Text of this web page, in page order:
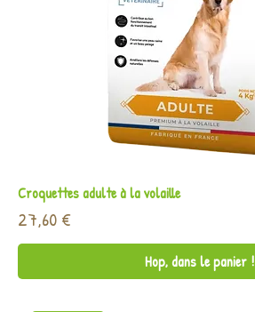
Croquettes adulte à la volaille
Prix
27,60 €
Hop, dans le panier !